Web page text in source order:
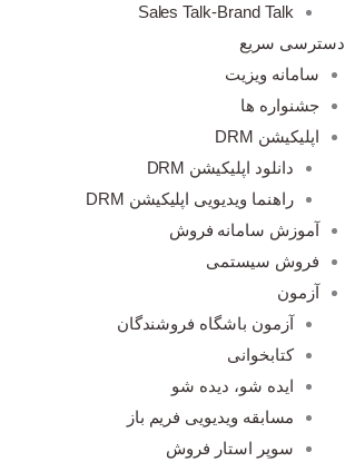
Sales Talk-Brand Talk
دسترسی سریع
سامانه ویزیت
جشنواره ها
اپلیکیشن DRM
دانلود اپلیکیشن DRM
راهنما ویدیویی اپلیکیشن DRM
آموزش سامانه فروش
فروش سیستمی
آزمون
آزمون باشگاه فروشندگان
کتابخوانی
ایده شو، دیده شو
مسابقه ویدیویی فریم باز
سوپر استار فروش